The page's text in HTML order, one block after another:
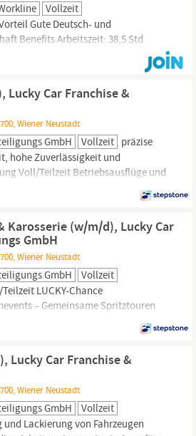
Vollzeit
Gute Deutsch- und
Benefits Arbeitszeit: 38,5 Std
Bezirk Mindestentgeltangaben
als
(m/w/d)
auf Basis Vollzeit KONTAKT: Bitte...
Lucky Car Franchise &
Wiener Neustadt
GmbH Vollzeit präzise
hohe Zuverlässigkeit und
Voll/Teilzeit Betriebsausflüge und
und Boxenstopps
– Tuning für
in einem dynamischen Team mit
Karosserie (w/m/d), Lucky Car
GmbH
Wiener Neustadt
GmbH
Vollzeit
LUCKY-Chance
– Gemeinsame Spritztouren
und
– Tuning für dein Wissen
Team mit familiären
– Kein Stau, freie Fahrt
Lucky Car Franchise &
Wiener Neustadt
GmbH
Vollzeit
Lackierung von Fahrzeugen